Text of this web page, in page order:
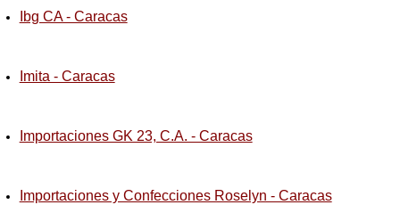
Ibg CA - Caracas
Imita - Caracas
Importaciones GK 23, C.A. - Caracas
Importaciones y Confecciones Roselyn - Caracas